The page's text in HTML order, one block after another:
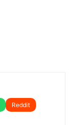
Reddit